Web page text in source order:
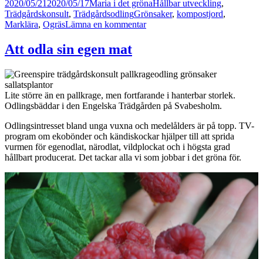
Postat
2020/05/21 2020/05/17Författare
Maria i det grönaKategorier
Hållbar utveckling,
Trädgårdskonsult, TrädgårdsodlingTaggar
Grönsaker, kompostjord,
Marklära, OgräsLämna en kommentartill
Att odla sin egen mat
Lite större än en pallkrage, men fortfarande i hanterbar storlek.
Odlingsbäddar i den Engelska Trädgården på Svabesholm.
Odlingsintresset bland unga vuxna och medelålders är på topp. TV-
program om ekobönder och kändiskockar hjälper till att sprida
vurmen för egenodlat, närodlat, vildplockat och i högsta grad
hållbart producerat. Det tackar alla vi som jobbar i det gröna för.